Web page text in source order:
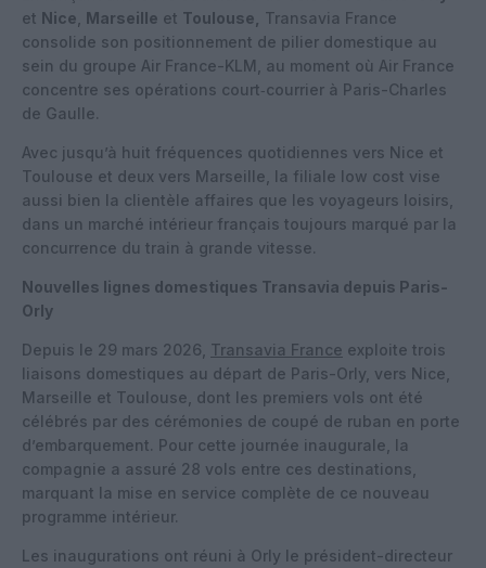
et Nice Marseille et Toulouse,
Transavia France
consolide son positionnement de pilier domestique au
sein du groupe Air France-KLM, au moment où Air France
concentre ses opérations court‑courrier à Paris-Charles
de Gaulle.
Avec jusqu’à huit fréquences quotidiennes vers Nice et
Toulouse et deux vers Marseille, la filiale low cost vise
aussi bien la clientèle affaires que les voyageurs loisirs,
dans un marché intérieur français toujours marqué par la
concurrence du train à grande vitesse.
Nouvelles lignes domestiques Transavia depuis Paris-
Orly
Depuis le 29 mars 2026, Transavia France exploite trois
liaisons domestiques au départ de Paris-Orly, vers Nice,
Marseille et Toulouse, dont les premiers vols ont été
célébrés par des cérémonies de coupé de ruban en porte
d’embarquement. Pour cette journée inaugurale, la
compagnie a assuré 28 vols entre ces destinations,
marquant la mise en service complète de ce nouveau
programme intérieur.
Les inaugurations ont réuni à Orly le président-directeur